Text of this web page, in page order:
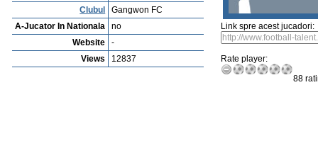
Clubul
Gangwon FC
A-Jucator In Nationala
no
Website
-
Views
12837
Link spre acest jucadori:
Rate player:
88